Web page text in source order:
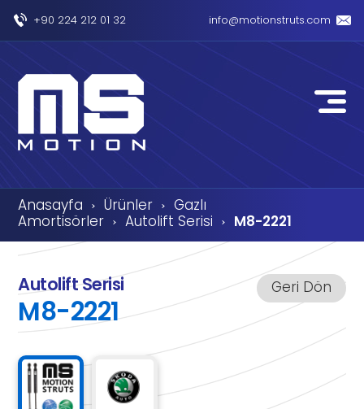
+90 224 212 01 32 info@motionstruts.com
Anasayfa › Ürünler › Gazlı
Amortisörler › Autolift Serisi › M8-2221
Geri Dön
Autolift Serisi
M8-2221